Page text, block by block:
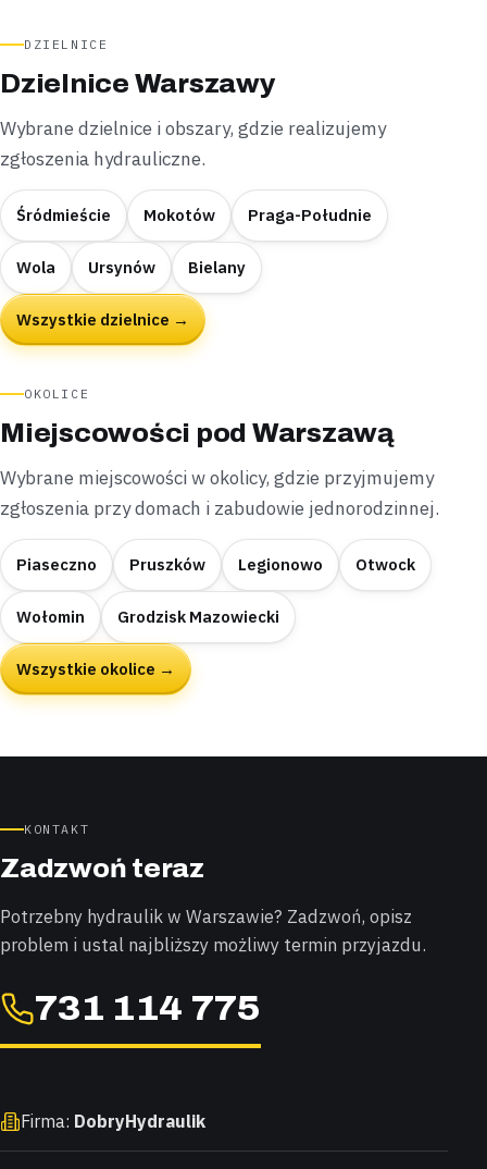
DZIELNICE
Dzielnice Warszawy
Wybrane dzielnice i obszary, gdzie realizujemy
zgłoszenia hydrauliczne.
Śródmieście Mokotów Praga-Południe
Wola Ursynów Bielany
Wszystkie dzielnice →
OKOLICE
Miejscowości pod Warszawą
Wybrane miejscowości w okolicy, gdzie przyjmujemy
zgłoszenia przy domach i zabudowie jednorodzinnej.
Piaseczno Pruszków Legionowo Otwock
Wołomin Grodzisk Mazowiecki
Wszystkie okolice →
KONTAKT
Zadzwoń teraz
Potrzebny hydraulik w Warszawie? Zadzwoń, opisz
problem i ustal najbliższy możliwy termin przyjazdu.
731 114 775
Firma: DobryHydraulik